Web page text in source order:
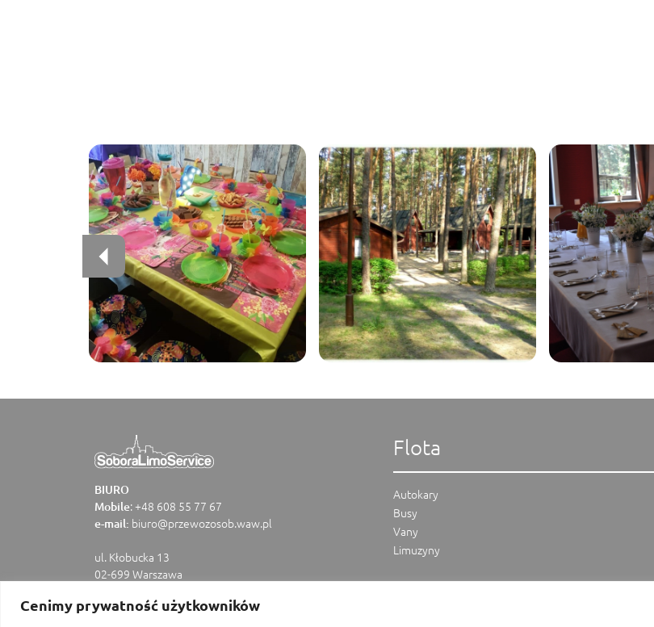
Cenimy prywatność użytkowników
BIURO
Mobile:+48 608 55 77 67
e-mail: biuro@przewozosob.waw.pl
ul. Kłobucka 13
02-699 Warszawa
Flota
Autokary
Busy
Vany
Limuzyny